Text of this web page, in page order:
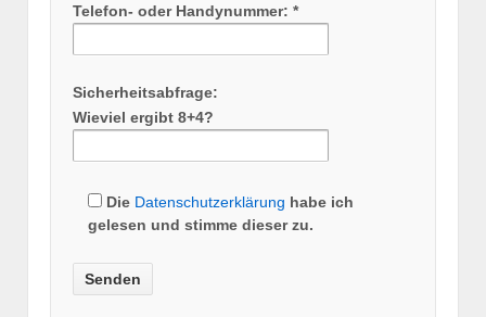
Telefon- oder Handynummer: *
Sicherheitsabfrage:
Wieviel ergibt 8+4?
Die Datenschutzerklärung habe ich
gelesen und stimme dieser zu.